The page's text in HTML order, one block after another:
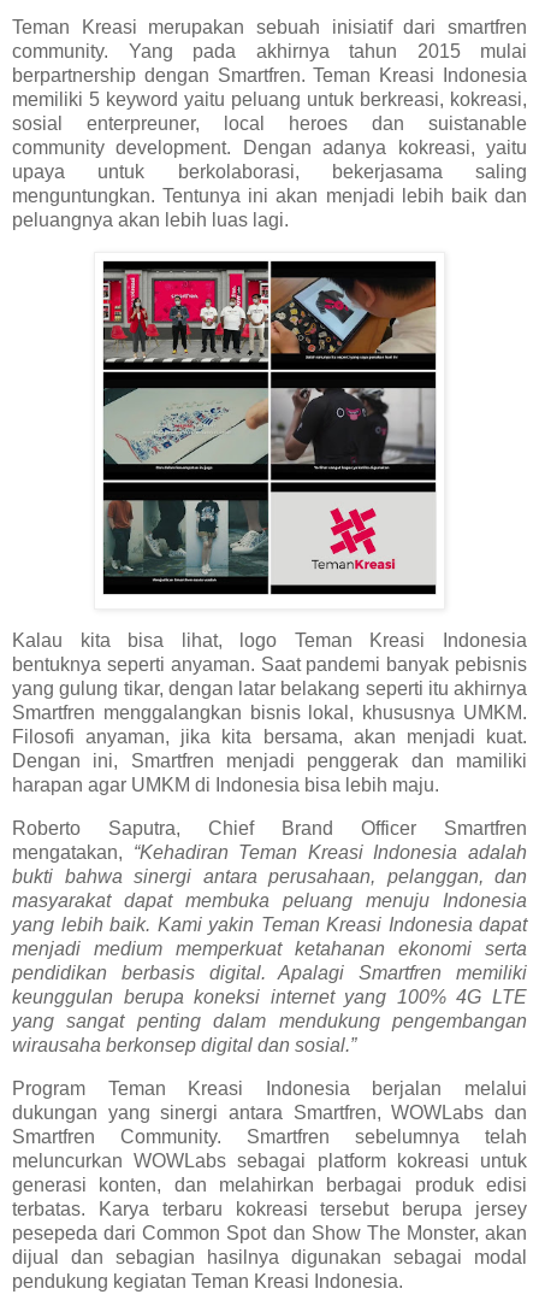
Teman Kreasi merupakan sebuah inisiatif dari smartfren
community. Yang pada akhirnya tahun 2015 mulai
berpartnership dengan Smartfren. Teman Kreasi Indonesia
memiliki 5 keyword yaitu peluang untuk berkreasi, kokreasi,
sosial enterpreuner, local heroes dan suistanable
community development. Dengan adanya kokreasi, yaitu
upaya untuk berkolaborasi, bekerjasama saling
menguntungkan. Tentunya ini akan menjadi lebih baik dan
peluangnya akan lebih luas lagi.
Kalau kita bisa lihat, logo Teman Kreasi Indonesia
bentuknya seperti anyaman. Saat pandemi banyak pebisnis
yang gulung tikar, dengan latar belakang seperti itu akhirnya
Smartfren menggalangkan bisnis lokal, khususnya UMKM.
Filosofi anyaman, jika kita bersama, akan menjadi kuat.
Dengan ini, Smartfren menjadi penggerak dan mamiliki
harapan agar UMKM di Indonesia bisa lebih maju.
Roberto Saputra, Chief Brand Officer Smartfren
mengatakan, “Kehadiran Teman Kreasi Indonesia adalah
bukti bahwa sinergi antara perusahaan, pelanggan, dan
masyarakat dapat membuka peluang menuju Indonesia
yang lebih baik. Kami yakin Teman Kreasi Indonesia dapat
menjadi medium memperkuat ketahanan ekonomi serta
pendidikan berbasis digital. Apalagi Smartfren memiliki
keunggulan berupa koneksi internet yang 100% 4G LTE
yang sangat penting dalam mendukung pengembangan
wirausaha berkonsep digital dan sosial.”
Program Teman Kreasi Indonesia berjalan melalui
dukungan yang sinergi antara Smartfren, WOWLabs dan
Smartfren Community. Smartfren sebelumnya telah
meluncurkan WOWLabs sebagai platform kokreasi untuk
generasi konten, dan melahirkan berbagai produk edisi
terbatas. Karya terbaru kokreasi tersebut berupa jersey
pesepeda dari Common Spot dan Show The Monster, akan
dijual dan sebagian hasilnya digunakan sebagai modal
pendukung kegiatan Teman Kreasi Indonesia.